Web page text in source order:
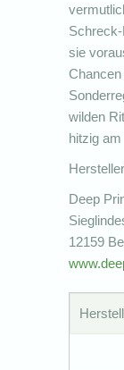
sie
wilden
hitzig
Deep
12159